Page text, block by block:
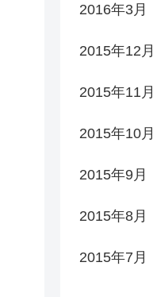
2016年3月
2015年12月
2015年11月
2015年10月
2015年9月
2015年8月
2015年7月